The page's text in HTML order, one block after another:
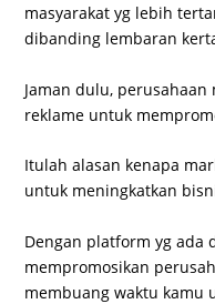
masyarakat yg lebih
dibanding lembaran
Jaman dulu,
reklame untuk
Itulah alasan kenapa
untuk meningkatkan
Dengan platform yg ada
mempromosikan
membuang waktu kamu